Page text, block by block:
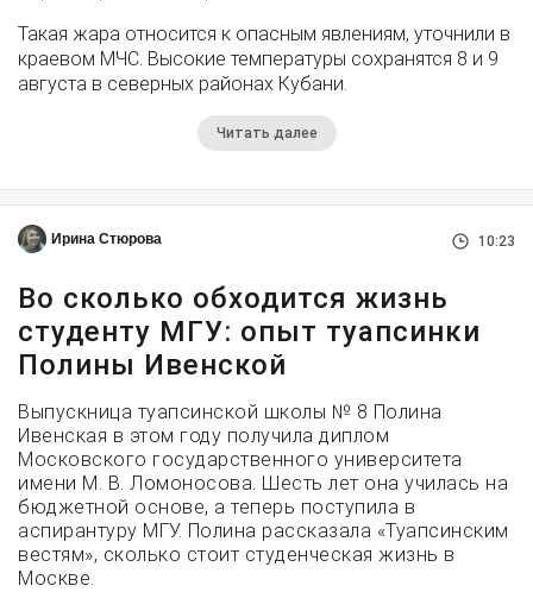
Такая жара относится к опасным явлениям, уточнили в
краевом МЧС. Высокие температуры сохранятся 8 и 9
августа в северных районах Кубани.
Читать далее
Ирина Стюрова 10:23
Во сколько обходится жизнь
студенту МГУ: опыт туапсинки
Полины Ивенской
Выпускница туапсинской школы № 8 Полина
Ивенская в этом году получила диплом
Московского государственного университета
имени М. В. Ломоносова. Шесть лет она училась на
бюджетной основе, а теперь поступила в
аспирантуру МГУ. Полина рассказала «Туапсинским
вестям», сколько стоит студенческая жизнь в
Москве.